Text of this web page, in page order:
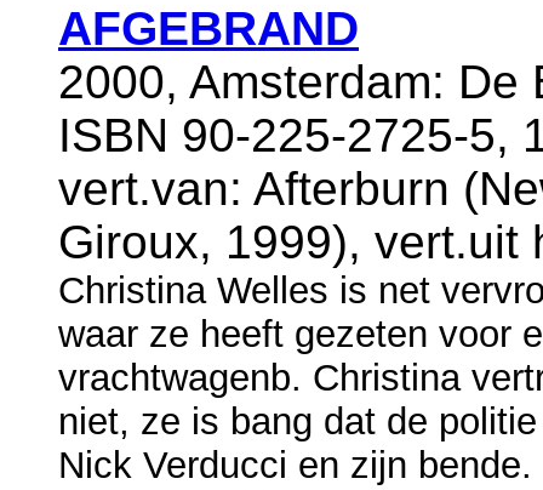
AFGEBRAND
2000, Amsterdam:
ISBN 90-225-2725-5,
vert.van: Afterburn
Giroux, 1999), vert.uit
Christina Welles is net
waar ze heeft gezeten voor
vrachtwagenb. Christina
niet, ze is bang dat de
Nick Verducci en zijn